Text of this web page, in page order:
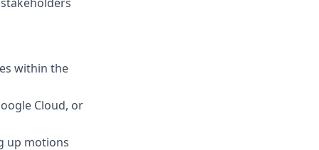
within the
Cloud, or
up motions